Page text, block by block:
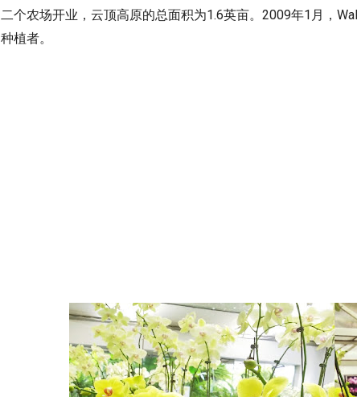
二个农场开业，云顶高原的总面积为1.6英亩。2009年1月，
种植者。